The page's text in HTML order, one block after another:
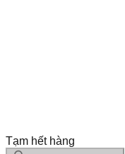
Tạm hết hàng